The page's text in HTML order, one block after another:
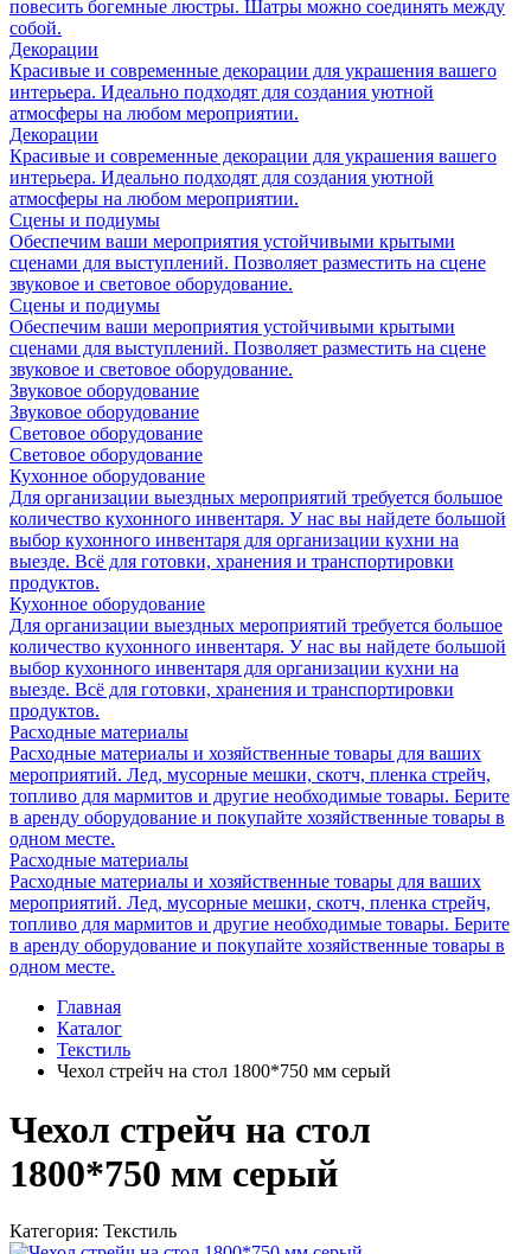
повесить богемные люстры. Шатры можно соединять между
собой.
Декорации
Красивые и современные декорации для украшения вашего
интерьера. Идеально подходят для создания уютной
атмосферы на любом мероприятии.
Декорации
Красивые и современные декорации для украшения вашего
интерьера. Идеально подходят для создания уютной
атмосферы на любом мероприятии.
Сцены и подиумы
Обеспечим ваши мероприятия устойчивыми крытыми
сценами для выступлений. Позволяет разместить на сцене
звуковое и световое оборудование.
Сцены и подиумы
Обеспечим ваши мероприятия устойчивыми крытыми
сценами для выступлений. Позволяет разместить на сцене
звуковое и световое оборудование.
Звуковое оборудование
Звуковое оборудование
Световое оборудование
Световое оборудование
Кухонное оборудование
Для организации выездных мероприятий требуется большое
количество кухонного инвентаря. У нас вы найдете большой
выбор кухонного инвентаря для организации кухни на
выезде. Всё для готовки, хранения и транспортировки
продуктов.
Кухонное оборудование
Для организации выездных мероприятий требуется большое
количество кухонного инвентаря. У нас вы найдете большой
выбор кухонного инвентаря для организации кухни на
выезде. Всё для готовки, хранения и транспортировки
продуктов.
Расходные материалы
Расходные материалы и хозяйственные товары для ваших
мероприятий. Лед, мусорные мешки, скотч, пленка стрейч,
топливо для мармитов и другие необходимые товары. Берите
в аренду оборудование и покупайте хозяйственные товары в
одном месте.
Расходные материалы
Расходные материалы и хозяйственные товары для ваших
мероприятий. Лед, мусорные мешки, скотч, пленка стрейч,
топливо для мармитов и другие необходимые товары. Берите
в аренду оборудование и покупайте хозяйственные товары в
одном месте.
Главная
Каталог
Текстиль
Чехол стрейч на стол 1800*750 мм серый
Чехол стрейч на стол
1800*750 мм серый
Категория: Текстиль